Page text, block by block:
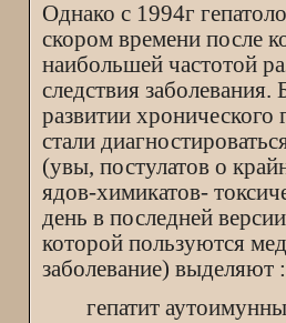
Однако с 1994г
скором времени после
наибольшей частотой
следствия
развитии
стали
(увы, постулатов о
ядов-химикатов-
день в последней
которой пользуются
заболевание) выделяют :
гепатит